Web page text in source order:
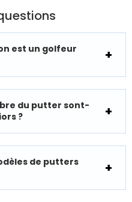
est un golfeur
du putter sont-
?
de putters